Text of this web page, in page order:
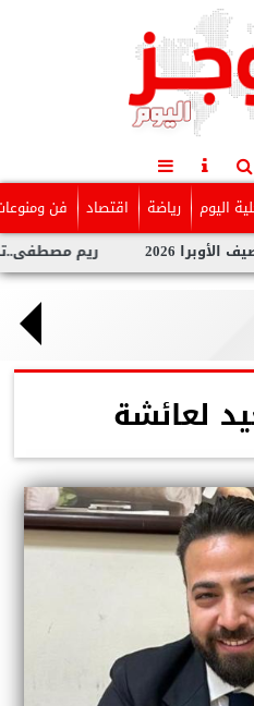
اليوم رياضة اقتصاد فن
ريم مصطفى..تخطف
لعائشة